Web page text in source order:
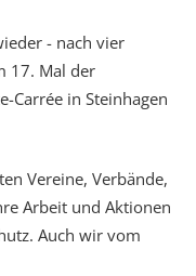
- nach vier
17. Mal der
Carrée in Steinhagen
Vereine, Verbände,
Arbeit und Aktionen
Auch wir vom